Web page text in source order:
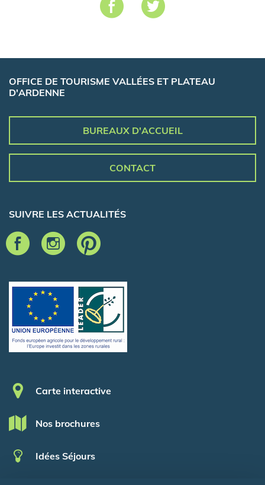
OFFICE DE TOURISME VALLÉES ET PLATEAU
D'ARDENNE
BUREAUX D'ACCUEIL
CONTACT
SUIVRE LES ACTUALITÉS
Pied de page
Carte interactive
Nos brochures
Idées Séjours